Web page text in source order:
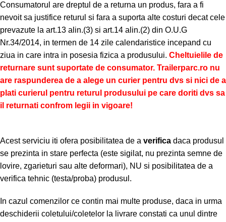
Consumatorul are dreptul de a returna un produs, fara a fi
nevoit sa justifice returul si fara a suporta alte costuri decat cele
prevazute la art.13 alin.(3) si art.14 alin.(2) din O.U.G
Nr.34/2014, in termen de 14 zile calendaristice incepand cu
ziua in care intra in posesia fizica a produsului. Cheltuielile de
returnare sunt suportate de consumator. Trailerparc.ro nu
are raspunderea de a alege un curier pentru dvs si nici de a
plati curierul pentru returul produsului pe care doriti dvs sa
il returnati confrom legii in vigoare!
Acest serviciu iti ofera posibilitatea de a verifica daca produsul
se prezinta in stare perfecta (este sigilat, nu prezinta semne de
lovire, zgarieturi sau alte deformari), NU si posibilitatea de a
verifica tehnic (testa/proba) produsul.
In cazul comenzilor ce contin mai multe produse, daca in urma
deschiderii coletului/coletelor la livrare constati ca unul dintre